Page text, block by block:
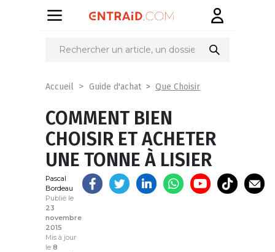
Partager
Accueil Guide d'achat Que Choisir
COMMENT BIEN
CHOISIR ET ACHETER
UNE TONNE À LISIER
Pascal
Bordeau
Publié le
23
novembre
2015
Mis à jour
le 8